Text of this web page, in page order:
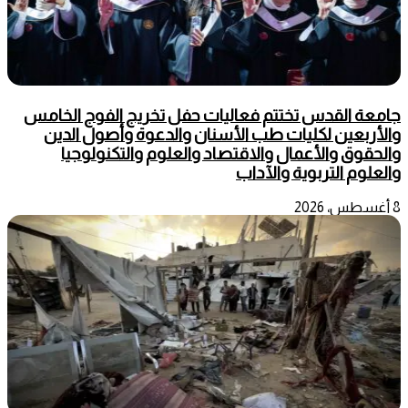
جامعة القدس تختتم فعاليات حفل تخريج الفوج الخامس
والأربعين لكليات طب الأسنان والدعوة وأصول الدين
والحقوق والأعمال والاقتصاد والعلوم والتكنولوجيا
والعلوم التربوية والآداب
8 أغسطس، 2026